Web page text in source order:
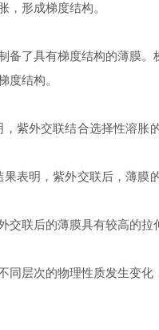
形成梯度结构。
了具有梯度结构的薄膜
度结构。
紫外交联结合选择性溶胀
表明，紫外交联后，薄
联后的薄膜具有较高的
层次的物理性质发生变